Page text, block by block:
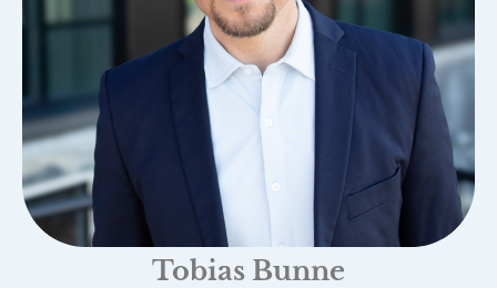
Tobias Bunne